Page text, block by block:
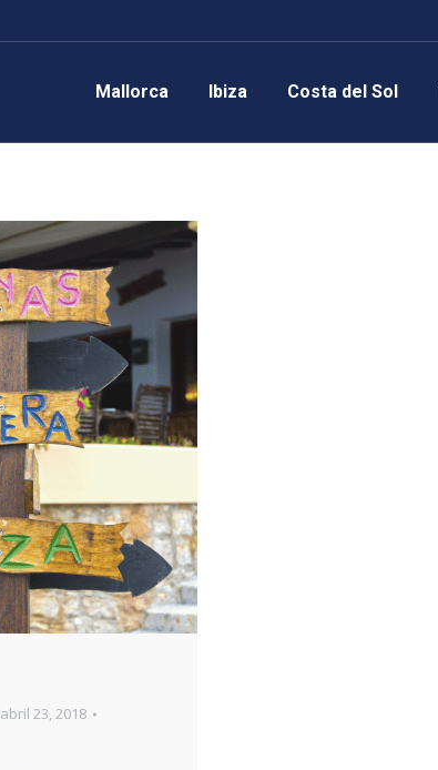
Mallorca Ibiza Costa del Sol
abril 23, 2018